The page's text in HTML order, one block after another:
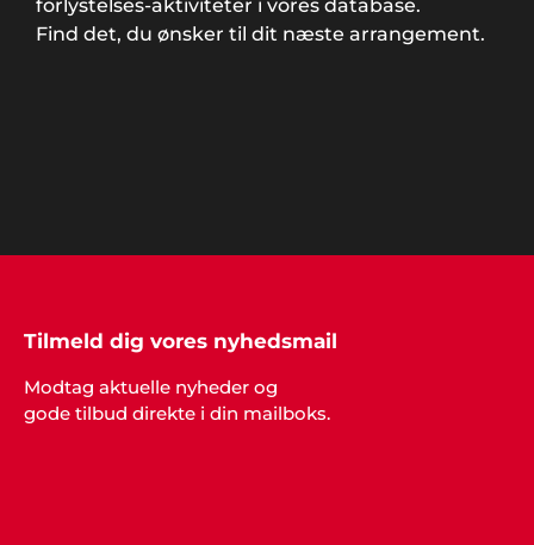
"Godt med gode ideer, når man ikke
selv har nogen. Vi havde en helt genial
fest, takket være Showbizz Danmark".
forlystelses-aktiviteter i vores database.
Find det, du ønsker til dit næste arrangement.
Tilmeld dig vores nyhedsmail
Modtag aktuelle nyheder og
gode tilbud direkte i din mailboks.